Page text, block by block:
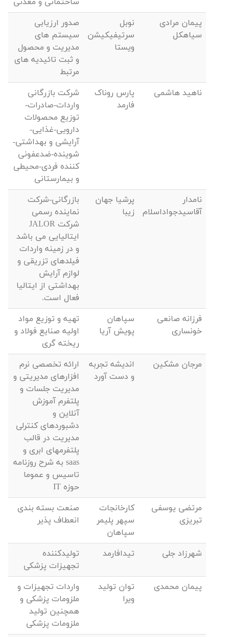
پیمان مرادی
سیاهکل
نوبل
سرتیفیکیشن
ویستا
صدور ارزیابی
سیستم های
مدیریت و محصول
و ثبت تائیدیه های
مرتبط
ناهید هاشمی
پارس روناک
فارمد
شرکت بازرگانی
واردات-صادرات-
توزیع محصولات
دارویی-غذایی-
آرایشی و بهداشتی-
شوینده-ضدعفونی
کننده فردی-محیطی
و بیمارستانی
نامدار
آقاسیدجواداسلام
پرشیا جهان
زیبا
بازرگانی-شرکت
نماینده رسمی
شرکت JALOR
ایتالیایی می باشد
و در زمینه واردات
فیلدهای تزریقی و
لوازم آرایش
بهداشتی از ایتالیا
فعال است.
فرزانه صانعی
خونساری
سپاهان
پویش آریا
تهیه و توزیع مواد
اولیه صنایع فولاد و
ریخته گری
مرجان مشکین
اندیشه تجربه
و دست آورد
ارائه تخصصی نرم
افزارهای مدیریتی و
مدیریت جلسات و
پلتفرم آموزش
آنلاین و
دشبوردهای کنترلی
مدیریت در قالب
پلتفرمهای ابری و
saas به شرح روزنامه
تاسیس و عموما
حوزه IT
مرتضی یوسفی
تبریزی
کارخانجات
سپهر پلیمر
سپاهان
صنعت بسته بندی
انعطاف پذیر
شهرزاد جلی تیدافارمد
تولیدکننده
تجهیزات پزشکی
پیمان محمدی
توان تولید
ویرا
واردات تجهیزات و
ملزومات پزشکی و
همچنین تولید
ملزومات پزشکی